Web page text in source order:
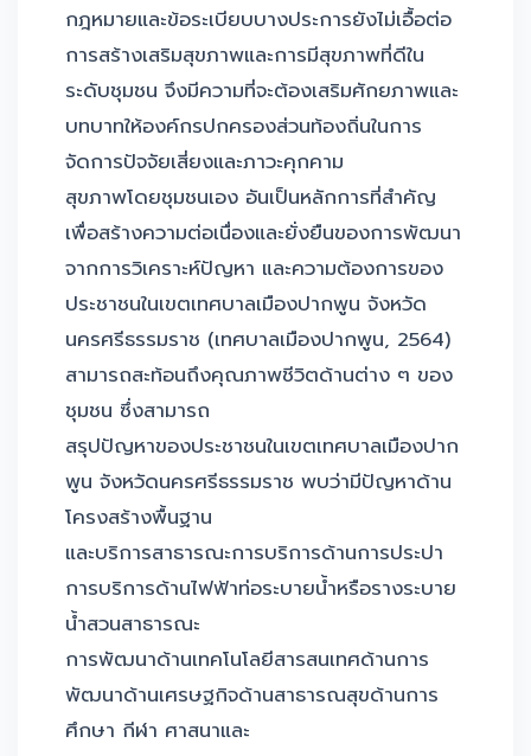
กฎหมายและข้อระเบียบบางประการยังไม่เอื้อต่อ
การสร้างเสริมสุขภาพและการมีสุขภาพที่ดีใน
ระดับชุมชน จึงมีความที่จะต้องเสริมศักยภาพและ
บทบาทให้องค์กรปกครองส่วนท้องถิ่นในการ
จัดการปัจจัยเสี่ยงและภาวะคุกคาม
สุขภาพโดยชุมชนเอง อันเป็นหลักการที่สำคัญ
เพื่อสร้างความต่อเนื่องและยั่งยืนของการพัฒนา
จากการวิเคราะห์ปัญหา และความต้องการของ
ประชาชนในเขตเทศบาลเมืองปากพูน จังหวัด
นครศรีธรรมราช (เทศบาลเมืองปากพูน, 2564)
สามารถสะท้อนถึงคุณภาพชีวิตด้านต่าง ๆ ของ
ชุมชน ซึ่งสามารถ
สรุปปัญหาของประชาชนในเขตเทศบาลเมืองปาก
พูน จังหวัดนครศรีธรรมราช พบว่ามีปัญหาด้าน
โครงสร้างพื้นฐาน
และบริการสาธารณะการบริการด้านการประปา
การบริการด้านไฟฟ้าท่อระบายน้ำหรือรางระบาย
น้ำสวนสาธารณะ
การพัฒนาด้านเทคโนโลยีสารสนเทศด้านการ
พัฒนาด้านเศรษฐกิจด้านสาธารณสุขด้านการ
ศึกษา กีฬา ศาสนาและ